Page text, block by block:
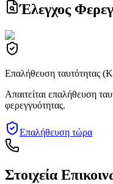
Έλεγχος
Επαλήθευση ταυτότητας
Απαιτείται επαλήθευση
φερεγγυότητας.
Επαλήθευση τώρα
Στοιχεία